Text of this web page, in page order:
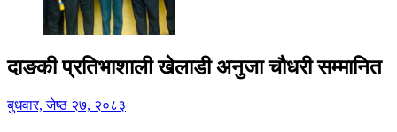
दाङकी प्रतिभाशाली खेलाडी अनुजा चौधरी सम्मानित
बुधवार, जेष्ठ २७, २०८३